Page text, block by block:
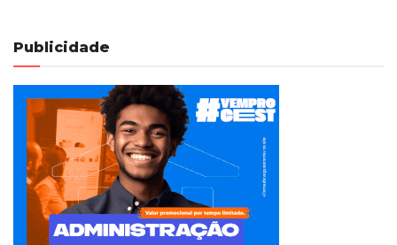
Publicidade